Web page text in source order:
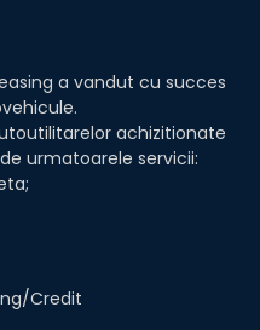
a vandut cu succes
achizitionate
urmatoarele servicii:
Credit